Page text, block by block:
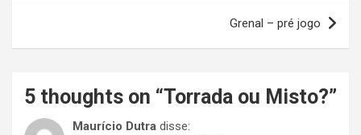
Grenal – pré jogo
5 thoughts on “Torrada ou Misto?”
Maurício Dutra disse: